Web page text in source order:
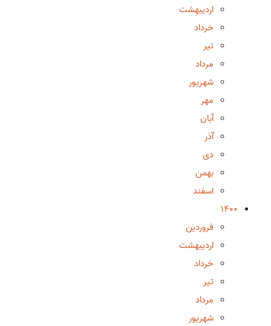
اردیبهشت
خرداد
تیر
مرداد
شهریور
مهر
آبان
آذر
دی
بهمن
اسفند
1400
فروردین
اردیبهشت
خرداد
تیر
مرداد
شهریور